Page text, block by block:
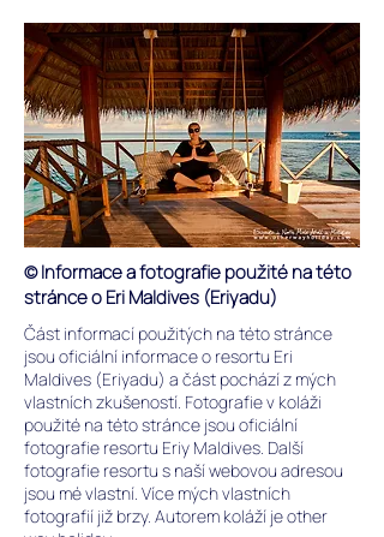
© Informace a fotografie použité na této
stránce o Eri Maldives (Eriyadu)
Část informací použitých na této stránce
jsou oficiální informace o resortu Eri
Maldives (Eriyadu) a část pochází z mých
vlastních zkušeností. Fotografie v koláži
použité na této stránce jsou oficiální
fotografie resortu Eriy Maldives. Další
fotografie resortu s naší webovou adresou
jsou mé vlastní. Více mých vlastních
fotografií již brzy. Autorem koláží je other